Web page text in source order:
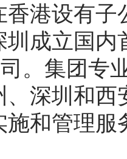
港设有子
圳成立国
。集团专
、深圳和
施和管理服